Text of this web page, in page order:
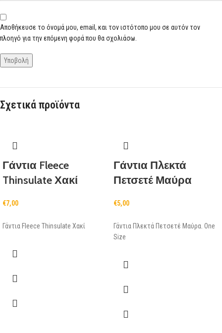
Αποθήκευσε το όνομά μου, email, και τον ιστότοπο μου σε αυτόν τον
πλοηγό για την επόμενη φορά που θα σχολιάσω.
Σχετικά προϊόντα
Γάντια Fleece
Thinsulate Χακί
€7,00
Γάντια Fleece Thinsulate Χακί
Γάντια Πλεκτά
Πετσετέ Μαύρα
€5,00
Γάντια Πλεκτά Πετσετέ Μαύρα. One
Size